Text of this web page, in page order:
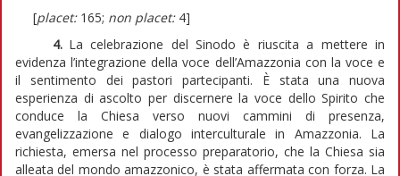
[placet: 165; non placet: 4]
4. La celebrazione del Sinodo è riuscita a mettere in
evidenza l’integrazione della voce dell’Amazzonia con la voce e
il sentimento dei pastori partecipanti. È stata una nuova
esperienza di ascolto per discernere la voce dello Spirito che
conduce la Chiesa verso nuovi cammini di presenza,
evangelizzazione e dialogo interculturale in Amazzonia. La
richiesta, emersa nel processo preparatorio, che la Chiesa sia
alleata del mondo amazzonico, è stata affermata con forza. La